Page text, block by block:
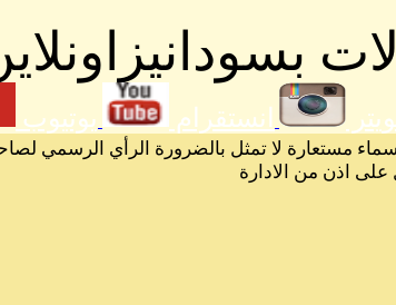
انستقرام يوتيوب
مستعارة لا تمثل بالضرورة الرأي الرسمي
على اذن من الادارة